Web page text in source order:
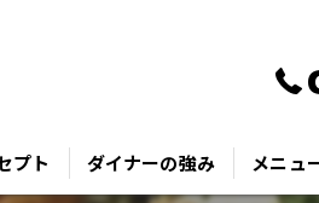
プト ダイナーの強み メニュ